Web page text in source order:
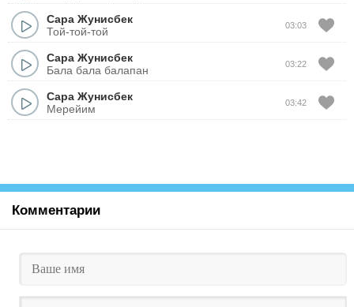
Сара Жунисбек
Той-той-той
03:03
Сара Жунисбек
Бала бала балапан
03:22
Сара Жунисбек
Мерейим
03:42
Комментарии